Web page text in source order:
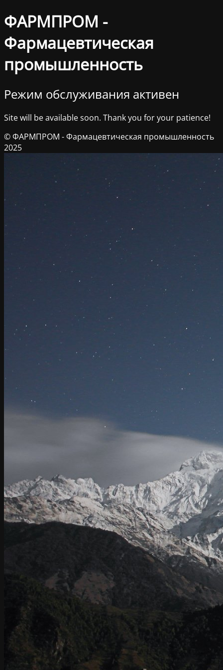
ФАРМПРОМ -
Фармацевтическая
промышленность
Режим обслуживания активен
Site will be available soon. Thank you for your patience!
© ФАРМПРОМ - Фармацевтическая промышленность
2025